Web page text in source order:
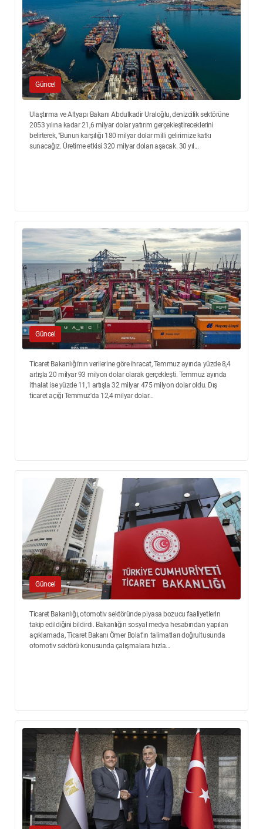
Güncel
Ulaştırma ve Altyapı Bakanı Abdulkadir Uraloğlu, denizcilik sektörüne
2053 yılına kadar 21,6 milyar dolar yatırım gerçekleştireceklerini
belirterek, "Bunun karşılığı 180 milyar dolar milli gelirimize katkı
sunacağız. Üretime etkisi 320 milyar doları aşacak. 30 yıl...
Güncel
Ticaret Bakanlığı'nın verilerine göre ihracat, Temmuz ayında yüzde 8,4
artışla 20 milyar 93 milyon dolar olarak gerçekleşti. Temmuz ayında
ithalat ise yüzde 11,1 artışla 32 milyar 475 milyon dolar oldu. Dış
ticaret açığı Temmuz'da 12,4 milyar dolar...
Güncel
Ticaret Bakanlığı, otomotiv sektöründe piyasa bozucu faaliyetlerin
takip edildiğini bildirdi. Bakanlığın sosyal medya hesabından yapılan
açıklamada, Ticaret Bakanı Ömer Bolat'ın talimatları doğrultusunda
otomotiv sektörü konusunda çalışmalara hızla...